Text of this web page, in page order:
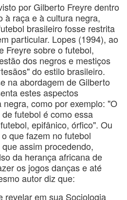
por Gilberto Freyre dentro
à raça e à cultura negra,
brasileiro fosse restrita
particular. Lopes (1994), ao
Freyre sobre o futebol,
dos negros e mestiços
do estilo brasileiro.
na abordagem de Gilberto
estes aspectos
como por exemplo: "O
futebol é como essa
epifânico, órfico". Ou
que fazem no futebol
assim procedendo,
da herança africana de
os jogos danças e até
autor diz que:
revelar em sua Sociologia